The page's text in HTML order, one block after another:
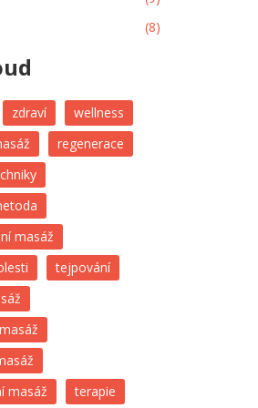
(8)
zdraví
wellness
regenerace
masáž
tejpování
masáž
terapie